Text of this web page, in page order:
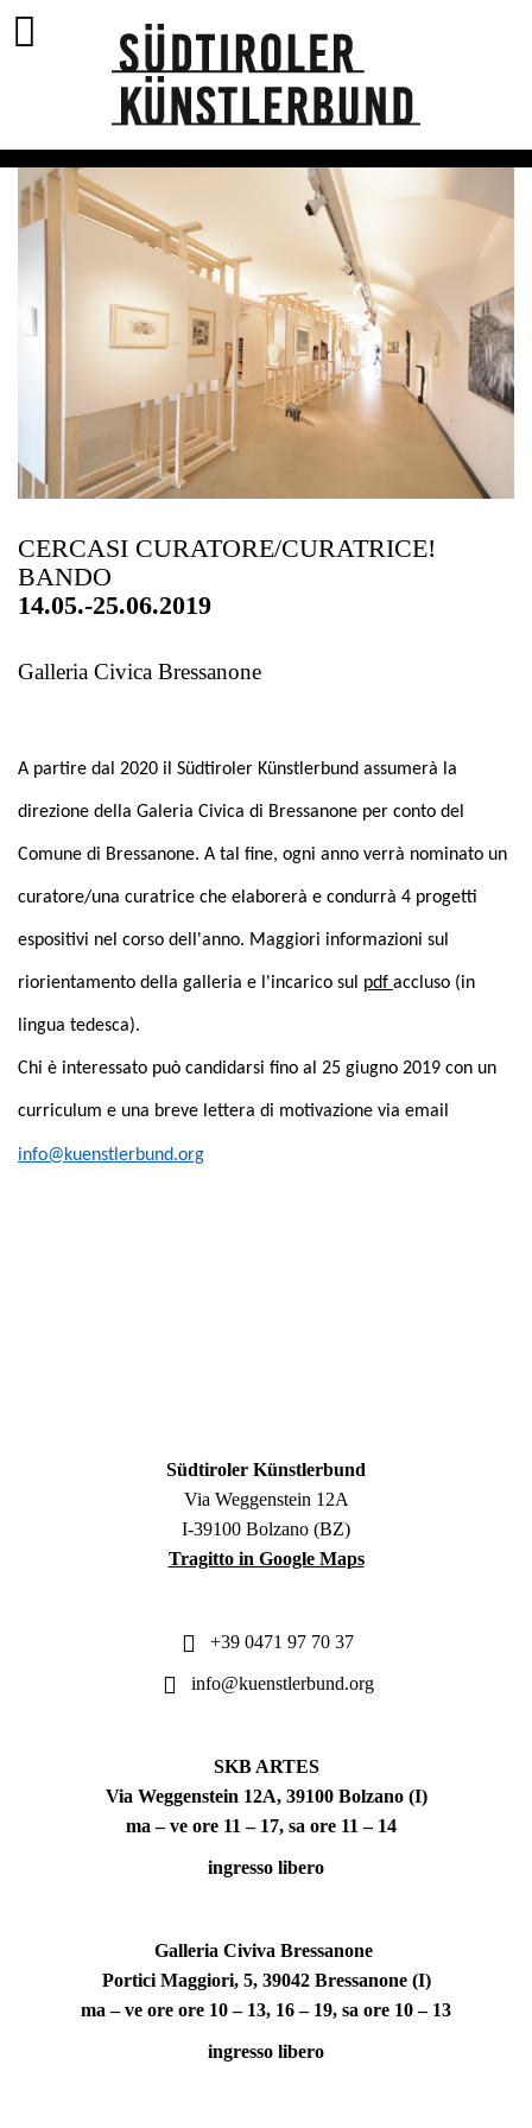
CERCASI CURATORE/CURATRICE!
BANDO
14.05.-25.06.2019
Galleria Civica Bressanone
A partire dal 2020 il Südtiroler Künstlerbund assumerà la
direzione della Galeria Civica di Bressanone per conto del
Comune di Bressanone. A tal fine, ogni anno verrà nominato un
curatore/una curatrice che elaborerà e condurrà 4 progetti
espositivi nel corso dell'anno. Maggiori informazioni sul
riorientamento della galleria e l'incarico sul pdf accluso (in
lingua tedesca).
Chi è interessato può candidarsi fino al 25 giugno 2019 con un
curriculum e una breve lettera di motivazione via email
info@kuenstlerbund.org
Südtiroler Künstlerbund
Via Weggenstein 12A
I-39100 Bolzano (BZ)
Tragitto in Google Maps
+39 0471 97 70 37
info@kuenstlerbund.org
SKB ARTES
Via Weggenstein 12A, 39100 Bolzano (I)
ma – ve ore 11 – 17, sa ore 11 – 14
ingresso libero
Galleria Civiva Bressanone
Portici Maggiori, 5, 39042 Bressanone (I)
ma – ve ore ore 10 – 13, 16 – 19, sa ore 10 – 13
ingresso libero